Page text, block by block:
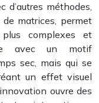
d’autres méthodes,
matrices, permet
complexes et
avec un motif
sec, mais qui se
un effet visuel
ouvre des